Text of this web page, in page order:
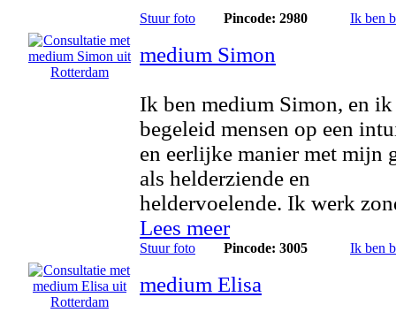
Stuur foto Pincode: 2980 Ik ben
medium Simon
Ik ben medium Simon, en ik
begeleid mensen op een
en eerlijke manier met mijn
als helderziende en
heldervoelende. Ik werk
Lees meer
Stuur foto Pincode: 3005 Ik ben
medium Elisa